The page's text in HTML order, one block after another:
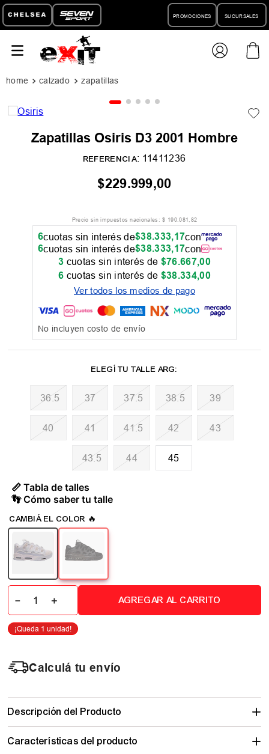
PROMOCIONES SUCURSALES
calzado zapatillas
Zapatillas Osiris D3 2001 Hombre
REFERENCIA: 11411236
$229.999,00
Precio sin impuestos nacionales:$ 190.081,82
6cuotas sin interés de$38.333,17con
6cuotas sin interés de$38.333,17con
3 cuotas sin interés de $76.667,00
6 cuotas sin interés de $38.334,00
Ver todos los medios de pago
No incluyen costo de envío
36.5 37 37.5 38.5 39
40 41 41.5 42 43
43.5 44 45
📏 Tabla de talles
👣 Cómo saber tu talle
＋
－ AGREGAR AL CARRITO
Calculá tu envío
Descripción del Producto
Características del producto